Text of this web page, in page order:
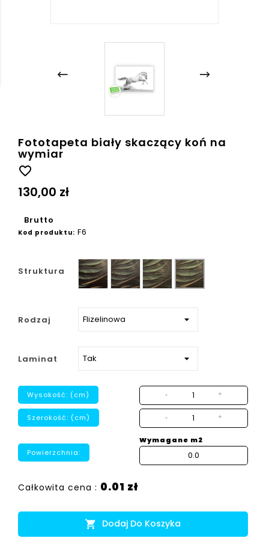
Fototapeta biały skaczący koń na
wymiar
favorite_border
130,00 zł
Brutto
Kod produktu: F6
Struktura
Gładka Ziarno Płótno Beton
strukturalny
Rodzaj
Laminat
Wysokość: (cm) - +
Szerokość: (cm) - +
Powierzchnia:
Wymagane m2
Całkowita cena : 0.01 zł
 Dodaj Do Koszyka